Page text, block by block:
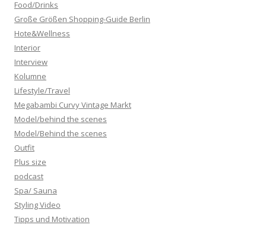
Food/Drinks
Große Größen Shopping-Guide Berlin
Hote&Wellness
Interior
Interview
Kolumne
Lifestyle/Travel
Megabambi Curvy Vintage Markt
Model/behind the scenes
Model/Behind the scenes
Outfit
Plus size
podcast
Spa/ Sauna
Styling Video
Tipps und Motivation